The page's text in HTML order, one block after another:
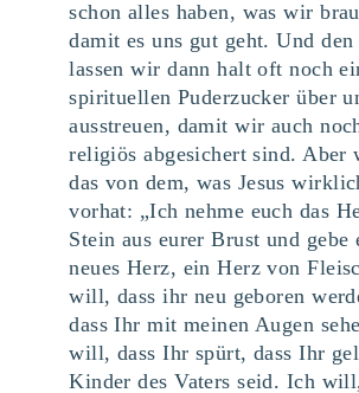
schon alles haben, was wir
damit es uns gut geht. Und
lassen wir dann halt oft noch
spirituellen Puderzucker über
ausstreuen, damit wir auch
religiös abgesichert sind. Aber
das von dem, was Jesus
vorhat: „Ich nehme euch das
Stein aus eurer Brust und gebe
neues Herz, ein Herz von
will, dass ihr neu geboren
dass Ihr mit meinen Augen
will, dass Ihr spürt, dass Ihr
Kinder des Vaters seid. Ich